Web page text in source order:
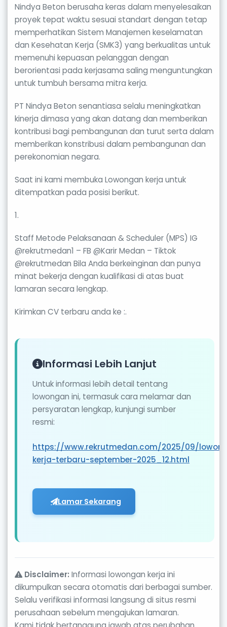
Nindya Beton berusaha keras dalam menyelesaikan
proyek tepat waktu sesuai standart dengan tetap
memperhatikan Sistem Manajemen keselamatan
dan Kesehatan Kerja (SMK3) yang berkualitas untuk
memenuhi kepuasan pelanggan dengan
berorientasi pada kerjasama saling menguntungkan
untuk tumbuh bersama mitra kerja.
PT Nindya Beton senantiasa selalu meningkatkan
kinerja dimasa yang akan datang dan memberikan
kontribusi bagi pembangunan dan turut serta dalam
memberikan konstribusi dalam pembangunan dan
perekonomian negara.
Saat ini kami membuka Lowongan kerja untuk
ditempatkan pada posisi berikut.
1.
Staff Metode Pelaksanaan & Scheduler (MPS) IG
@rekrutmedan1 – FB @Karir Medan – Tiktok
@rekrutmedan Bila Anda berkeinginan dan punya
minat bekerja dengan kualifikasi di atas buat
lamaran secara lengkap.
Kirimkan CV terbaru anda ke :.
Informasi Lebih Lanjut
Untuk informasi lebih detail tentang
lowongan ini, termasuk cara melamar dan
persyaratan lengkap, kunjungi sumber
resmi:
https://www.rekrutmedan.com/2025/09/
kerja-terbaru-september-2025_12.html
Lamar Sekarang
Disclaimer: Informasi lowongan kerja ini
dikumpulkan secara otomatis dari berbagai sumber.
Selalu verifikasi informasi langsung di situs resmi
perusahaan sebelum mengajukan lamaran.